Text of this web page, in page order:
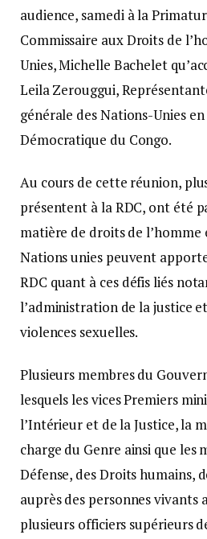
audience, samedi à la
Commissaire aux Droits de
Unies, Michelle Bachelet
Leila Zerouggui,
générale des Nations-Unies
Démocratique du Congo.
Au cours de cette réunion,
présentent à la RDC, ont été
matière de droits de
Nations unies peuvent
RDC quant à ces défis liés
l’administration de la justice
violences sexuelles.
Plusieurs membres du
lesquels les vices Premiers
l’Intérieur et de la Justice, la
charge du Genre ainsi que les
Défense, des Droits humains,
auprès des personnes vivants
plusieurs officiers supérieurs